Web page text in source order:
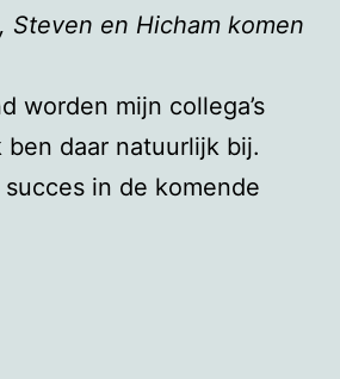
Steven en Hicham komen
worden mijn collega’s
daar natuurlijk bij.
in de komende